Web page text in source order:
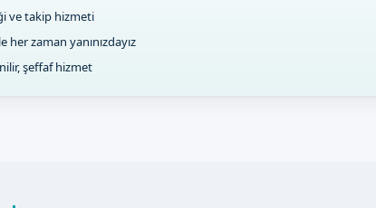
ve takip hizmeti
her zaman yanınızdayız
şeffaf hizmet